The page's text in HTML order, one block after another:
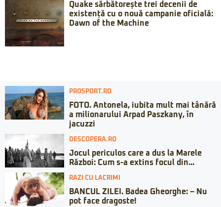
Quake sărbătorește trei decenii de
existență cu o nouă campanie oficială:
Dawn of the Machine
PROSPORT.RO
FOTO. Antonela, iubita mult mai tânără
a milionarului Arpad Paszkany, în
jacuzzi
DESCOPERA.RO
Jocul periculos care a dus la Marele
Război: Cum s-a extins focul din...
RAZI CU LACRIMI
BANCUL ZILEI. Badea Gheorghe: – Nu
pot face dragoste!